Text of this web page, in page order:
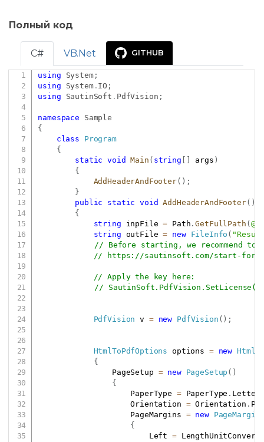
Полный код
C# VB.Net GITHUB
using System;
using
System. IO ;
using
SautinSoft . PdfVision ;
namespace
Sample
{
class
Program
{
static
void Main ( string args )
{
AddHeaderAndFooter( ) ;
}
public
static void AddHeaderAndFooter( )
{
string inpFile = Path .GetFullPath (
string outFile = new FileInfo (
// Before starting, we recommend to
//
https://sautinsoft.com/start-for-
// Apply the key here:
//
PdfVision v = new PdfVision ( ) ;
HtmlToPdfOptions options = new
{
                PageSetup
= new PageSetup ( )
{
                    PaperType
= PaperType . Letter
                    Orientation
= Orientation .
                    PageMargins
= new
{
                        Left
=